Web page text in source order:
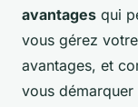
avantages qui
vous gérez
avantages, et
vous